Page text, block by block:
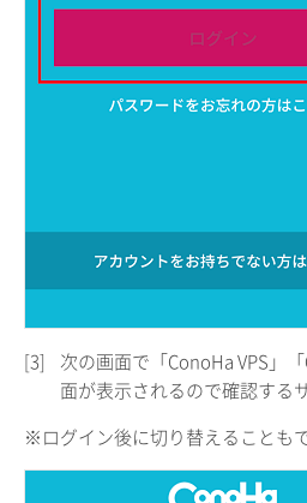
[3]
次の画面で「ConoHa VPS」
面が表示されるので確認する
※ログイン後に切り替えることもで